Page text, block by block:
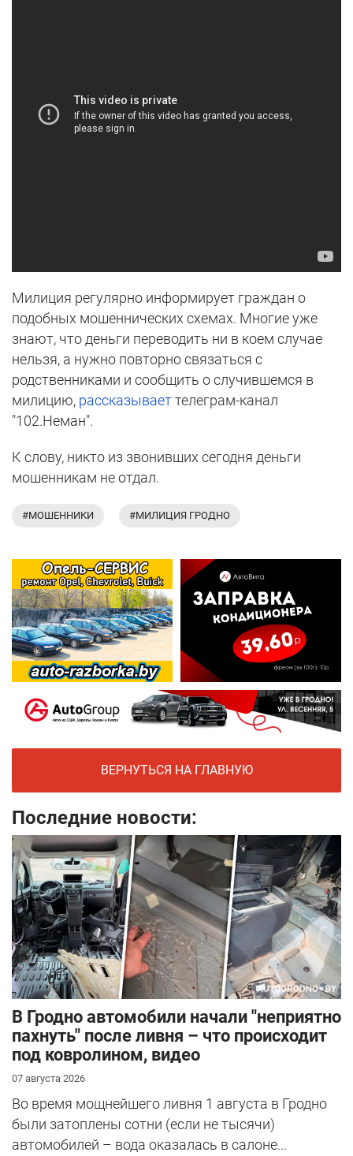
Милиция регулярно информирует граждан о
подобных мошеннических схемах. Многие уже
знают, что деньги переводить ни в коем случае
нельзя, а нужно повторно связаться с
родственниками и сообщить о случившемся в
милицию, рассказываеттелеграм-канал
"102.Неман".
К слову, никто из звонивших сегодня деньги
мошенникам не отдал.
#МОШЕННИКИ #МИЛИЦИЯ ГРОДНО
ВЕРНУТЬСЯ НА ГЛАВНУЮ
Последние новости:
В Гродно автомобили начали "неприятно
пахнуть" после ливня – что происходит
под ковролином, видео
07 августа 2026
Во время мощнейшего ливня 1 августа в Гродно
были затоплены сотни (если не тысячи)
автомобилей – вода оказалась в салоне...